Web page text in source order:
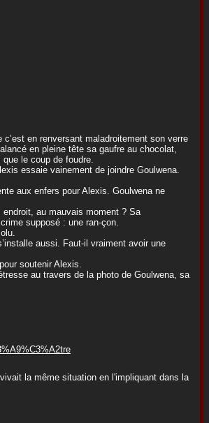
en renversant maladroitement son verre
en pleine tête sa gaufre au chocolat,
le coup de foudre.
essaie vainement de joindre Goulwena.
aux enfers pour Alexis. Goulwena ne
au mauvais moment ? Sa
supposé : une ran-çon.
aussi. Faut-il vraiment avoir une
soutenir Alexis.
au travers de la photo de Goulwena, sa
la même situation en l'impliquant dans la